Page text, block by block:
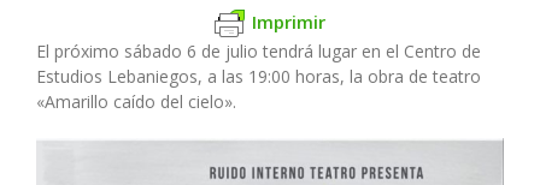
Imprimir
El próximo sábado 6 de julio tendrá lugar en el Centro de
Estudios Lebaniegos, a las 19:00 horas, la obra de teatro
«Amarillo caído del cielo».